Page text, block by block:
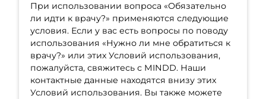
При использовании вопроса «Обязательно
ли идти к врачу?» применяются следующие
условия. Если у вас есть вопросы по поводу
использования «Нужно ли мне обратиться к
врачу?» или этих Условий использования,
пожалуйста, свяжитесь с MINDD. Наши
контактные данные находятся внизу этих
Условий использования. Вы также можете